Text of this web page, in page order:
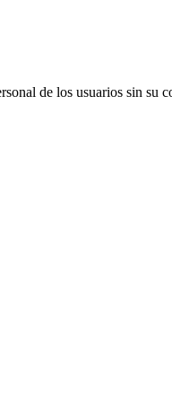
de los usuarios sin su